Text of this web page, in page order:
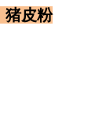
猪皮粉